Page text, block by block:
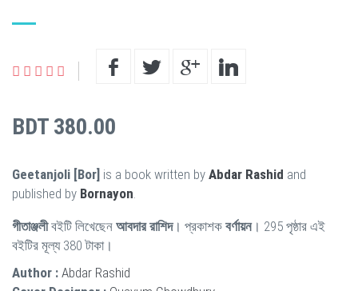
BDT 380.00
Geetanjoli [Bor] is a book written by Abdar Rashid and
published by Bornayon
গীতাঞ্জলীবইটি লিখেছেন আবদার রাশিদ। প্রকাশক বর্ণায়ন। 295 পৃষ্ঠার এই
বইটির মূল্য 380 টাকা।
Author : Abdar Rashid